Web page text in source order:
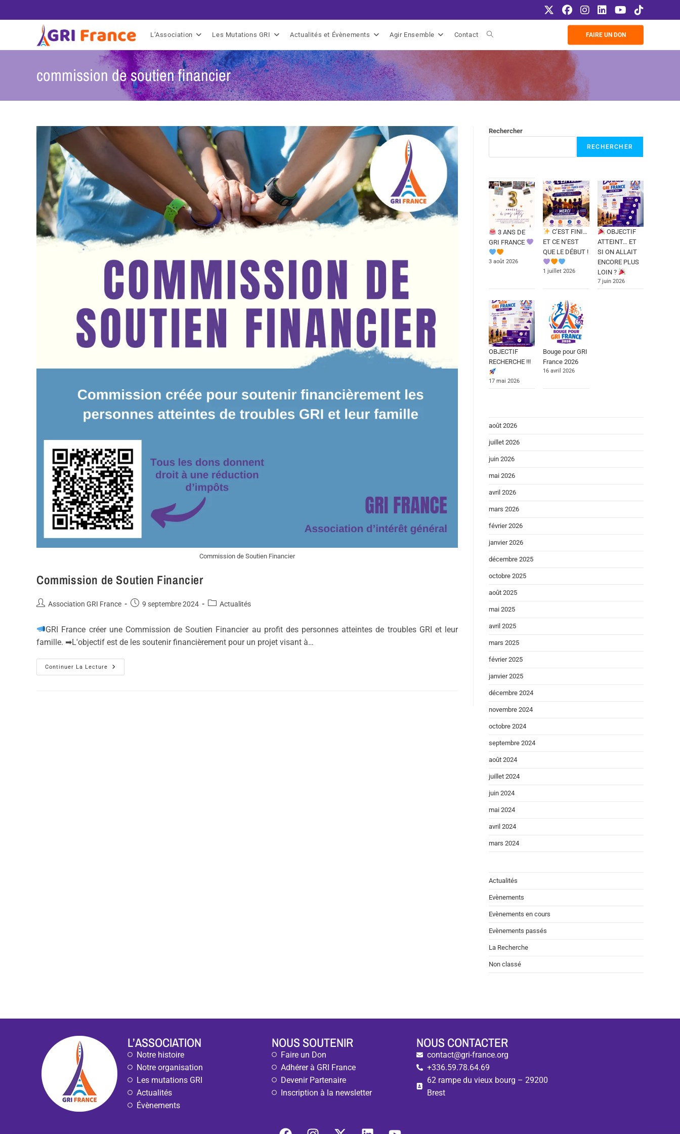
L’Association Les Mutations GRI Actualités et Évènements Agir Ensemble Contact FAIRE UN DON
commission de soutien financier
Commission de Soutien Financier
Commission de Soutien Financier
Association GRI France 9 septembre 2024 Actualités
GRI France créer une Commission de Soutien Financier au profit des personnes atteintes de troubles GRI et leur
famille. ➡L'objectif est de les soutenir financièrement pour un projet visant à…
Continuer La Lecture
Rechercher
RECHERCHER
3 ANS DE
GRI FRANCE
3 août 2026
C’EST FINI…
ET CE N’EST
QUE LE DÉBUT !
1 juillet 2026
OBJECTIF
ATTEINT… ET
SI ON ALLAIT
ENCORE PLUS
LOIN ?
7 juin 2026
OBJECTIF
RECHERCHE !!!
17 mai 2026
Bouge pour GRI
France 2026
16 avril 2026
août 2026
juillet 2026
juin 2026
mai 2026
avril 2026
mars 2026
février 2026
janvier 2026
décembre 2025
octobre 2025
août 2025
mai 2025
avril 2025
mars 2025
février 2025
janvier 2025
décembre 2024
novembre 2024
octobre 2024
septembre 2024
août 2024
juillet 2024
juin 2024
mai 2024
avril 2024
mars 2024
Actualités
Evènements
Evènements en cours
Evènements passés
La Recherche
Non classé
L’ASSOCIATION
Notre histoire
Notre organisation
Les mutations GRI
Actualités
Évènements
NOUS SOUTENIR
Faire un Don
Adhérer à GRI France
Devenir Partenaire
Inscription à la newsletter
NOUS CONTACTER
contact@gri-france.org
+336.59.78.64.69
62 rampe du vieux bourg – 29200
Brest